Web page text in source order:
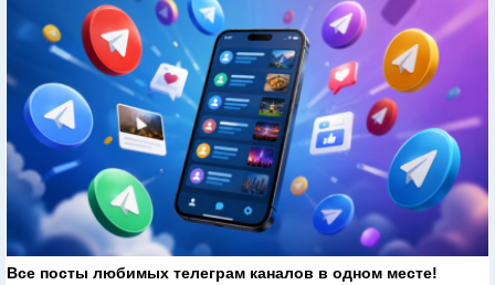
Все посты любимых телеграм каналов в одном месте!